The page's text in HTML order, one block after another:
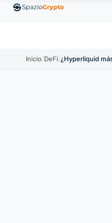
↑1.10% EthereumETH1880,58 US$
Inicio/DeFi/¿Hyperliquid